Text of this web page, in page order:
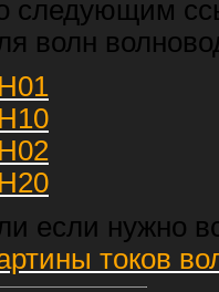
следующим
волн
Н01
Н10
Н02
Н20
если нужно
токов